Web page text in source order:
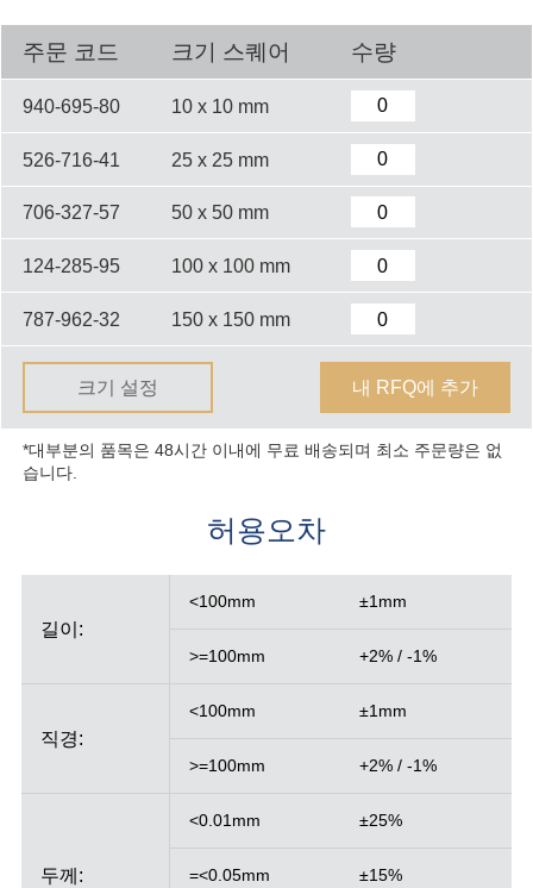
주문 코드 크기 스퀘어 수량
940-695-80 10 x 10 mm
526-716-41 25 x 25 mm
706-327-57 50 x 50 mm
124-285-95 100 x 100 mm
787-962-32 150 x 150 mm
크기 설정 내 RFQ에 추가
*대부분의 품목은 48시간 이내에 무료 배송되며 최소 주문량은 없
습니다.
허용오차
길이:
<100mm ±1mm
>=100mm +2% / -1%
직경:
<100mm ±1mm
>=100mm +2% / -1%
두께:
<0.01mm ±25%
=<0.05mm ±15%